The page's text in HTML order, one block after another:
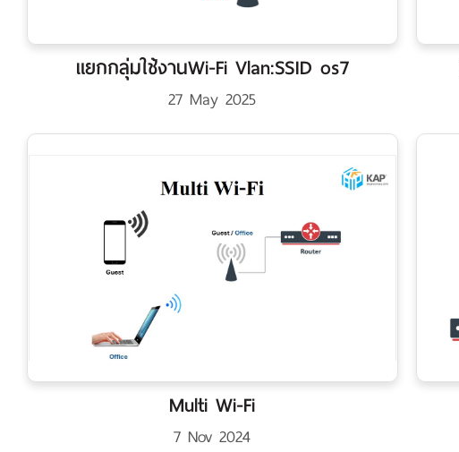
แยกกลุ่มใช้งานWi-Fi Vlan:SSID os7
27 May 2025
Multi Wi-Fi
7 Nov 2024